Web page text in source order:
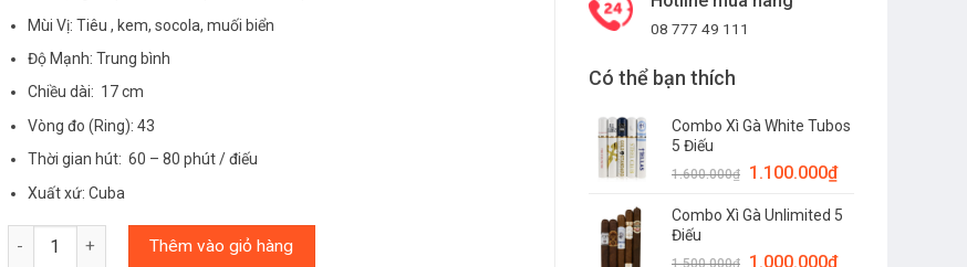
08 777 49 111
Có thể bạn thích
Combo Xì Gà White Tubos
5 Điếu
1.600.000₫ 1.100.000₫
Combo Xì Gà Unlimited 5
Điếu
1.500.000₫ 1.000.000₫
Mùi Vị: Tiêu , kem, socola, muối biển
Độ Mạnh: Trung bình
Chiều dài: 17 cm
Vòng đo (Ring): 43
Thời gian hút: 60 – 80 phút / điếu
Xuất xứ: Cuba
Số lượng Thêm vào giỏ hàng